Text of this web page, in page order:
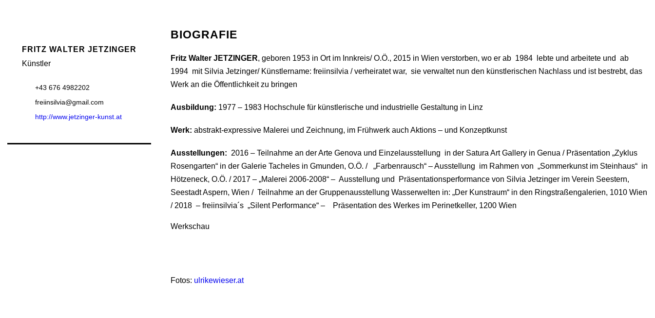
FRITZ WALTER JETZINGER
Künstler
+43 676 4982202
freiinsilvia@gmail.com
http://www.jetzinger-kunst.at
BIOGRAFIE
Fritz Walter JETZINGER, geboren 1953 in Ort im Innkreis/ O.Ö., 2015 in Wien verstorben, wo er ab 1984 lebte und arbeitete und ab
1994 mit Silvia Jetzinger/ Künstlername: freiinsilvia / verheiratet war, sie verwaltet nun den künstlerischen Nachlass und ist bestrebt, das
Werk an die Öffentlichkeit zu bringen
Ausbildung: 1977 – 1983 Hochschule für künstlerische und industrielle Gestaltung in Linz
Werk: abstrakt-expressive Malerei und Zeichnung, im Frühwerk auch Aktions – und Konzeptkunst
Ausstellungen: 2016 – Teilnahme an der Arte Genova und Einzelausstellung in der Satura Art Gallery in Genua / Präsentation „Zyklus
Rosengarten“ in der Galerie Tacheles in Gmunden, O.Ö. / „Farbenrausch“ – Ausstellung im Rahmen von „Sommerkunst im Steinhaus“ in
Hötzeneck, O.Ö. / 2017 – „Malerei 2006-2008“ – Ausstellung und Präsentationsperformance von Silvia Jetzinger im Verein Seestern,
Seestadt Aspern, Wien / Teilnahme an der Gruppenausstellung Wasserwelten in: „Der Kunstraum“ in den Ringstraßengalerien, 1010 Wien
/ 2018 – freiinsilvia´s „Silent Performance“ – Präsentation des Werkes im Perinetkeller, 1200 Wien
Werkschau
Fotos: ulrikewieser.at